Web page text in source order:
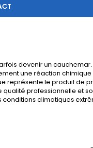
devenir un
une réaction
représente le produit de
professionnelle et
climatiques